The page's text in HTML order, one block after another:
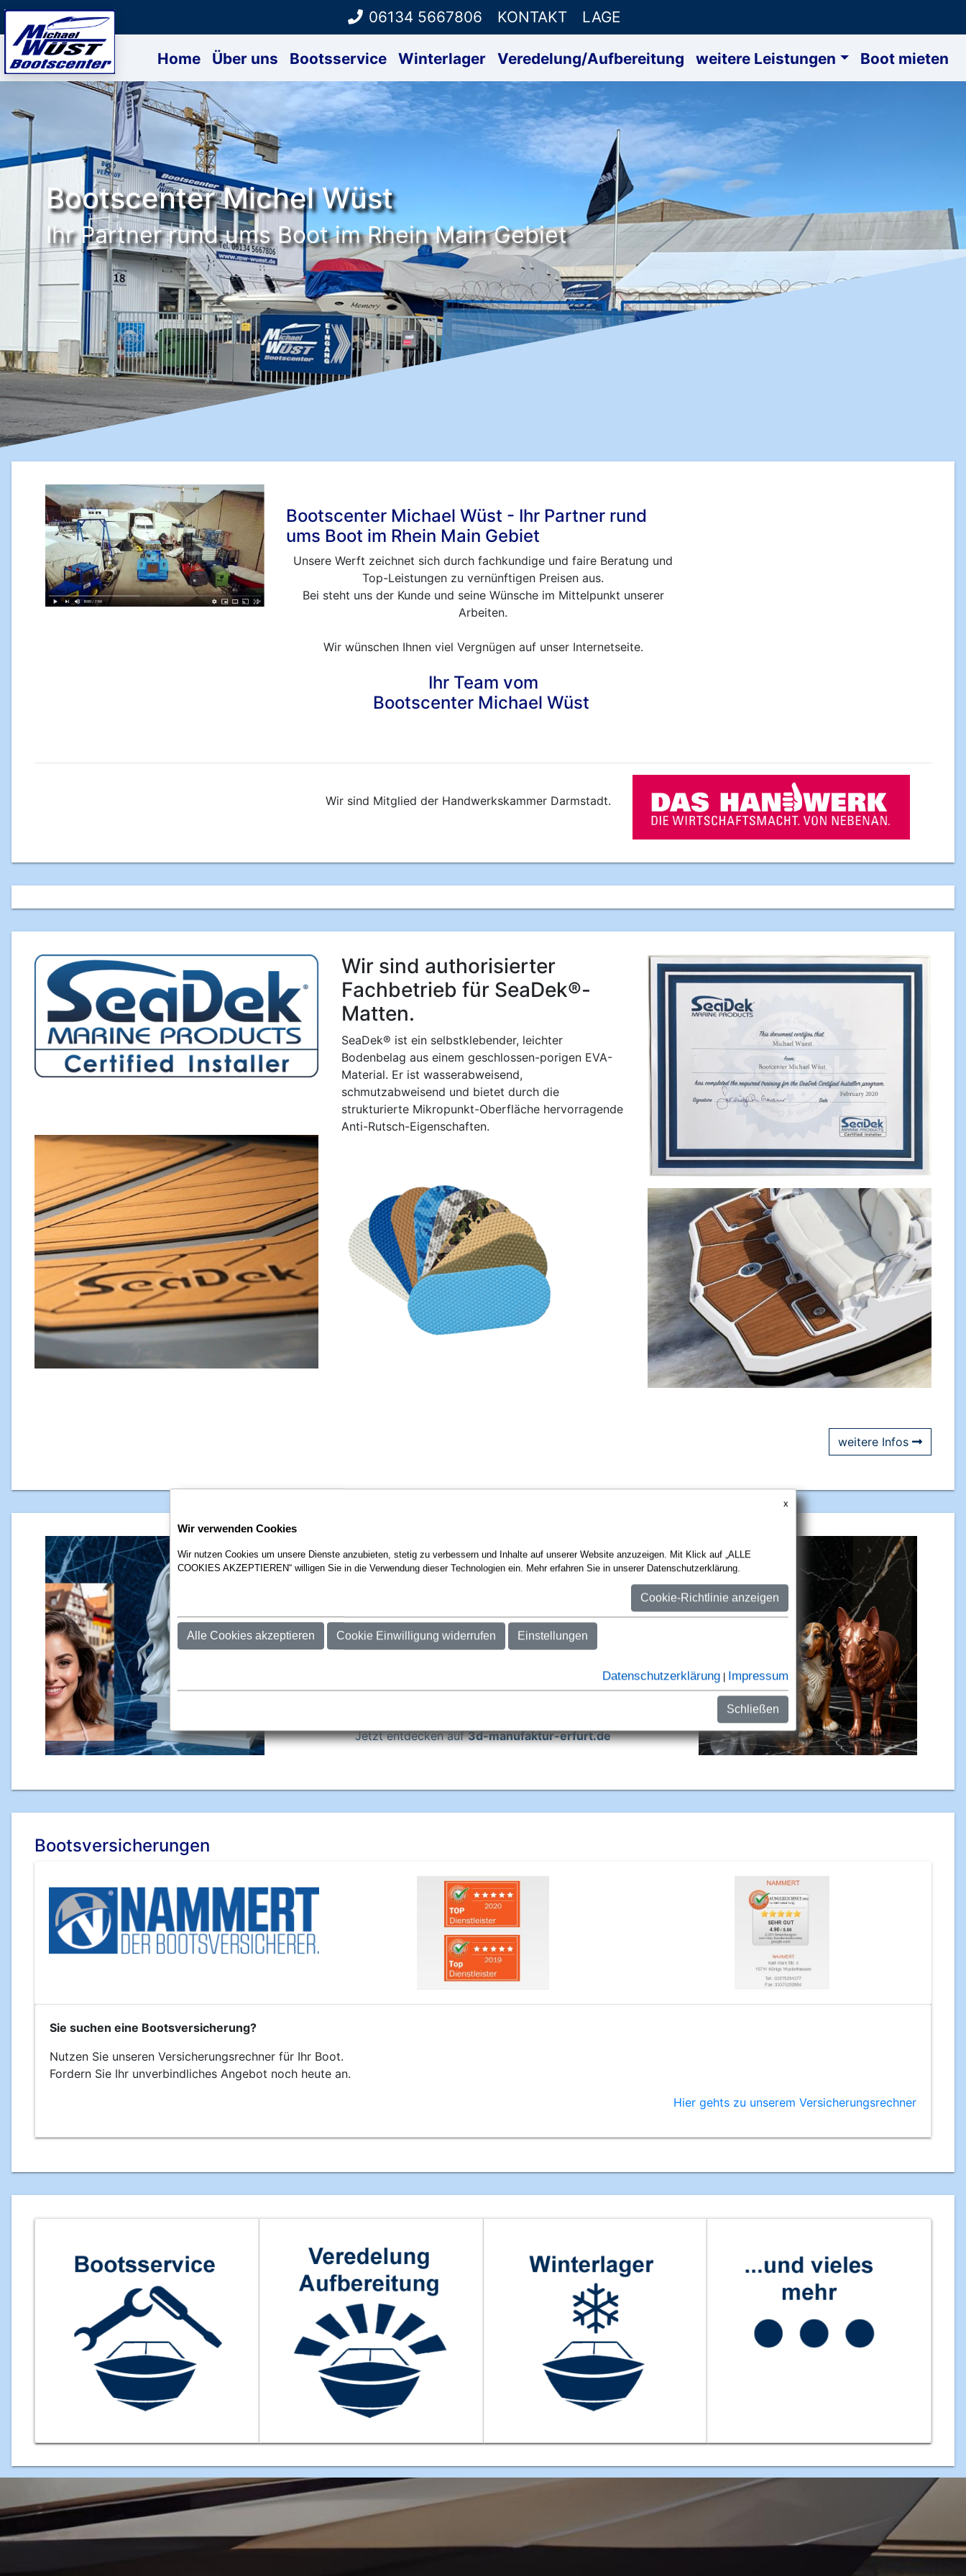
06134 5667806 KONTAKT LAGE
Home Über uns Bootsservice Winterlager Veredelung/Aufbereitung weitere Leistungen Boot mieten
Bootscenter Michel Wüst
Ihr Partner rund ums Boot im Rhein Main Gebiet
Bootscenter Michael Wüst - Ihr Partner rund
ums Boot im Rhein Main Gebiet
Unsere Werft zeichnet sich durch fachkundige und faire Beratung und
Top-Leistungen zu vernünftigen Preisen aus.
Bei steht uns der Kunde und seine Wünsche im Mittelpunkt unserer
Arbeiten.
Wir wünschen Ihnen viel Vergnügen auf unser Internetseite.
Ihr Team vom
Bootscenter Michael Wüst
Wir sind Mitglied der Handwerkskammer Darmstadt.
Wir sind authorisierter
Fachbetrieb für SeaDek®-
Matten.
SeaDek® ist ein selbstklebender, leichter
Bodenbelag aus einem geschlossen-porigen EVA-
Material. Er ist wasserabweisend,
schmutzabweisend und bietet durch die
strukturierte Mikropunkt-Oberfläche hervorragende
Anti-Rutsch-Eigenschaften.
weitere Infos
Besondere Geschenkidee:
3D-Skulptur
Suchen Sie ein außergewöhnliches Geschenk oder Erinnerungsstück?
Die3D-Manufaktur Erfurtverwandelt einfache Smartphone-Fotos in
Sie Ihre Liebsten oder Ihr Haustier als edles Unikat in brillantem Kupfer-
Jetzt entdecken auf3d-manufaktur-erfurt.de
Bootsversicherungen
Sie suchen eine Bootsversicherung?
Nutzen Sie unseren Versicherungsrechner für Ihr Boot.
Fordern Sie Ihr unverbindliches Angebot noch heute an.
Hier gehts zu unserem Versicherungsrechner